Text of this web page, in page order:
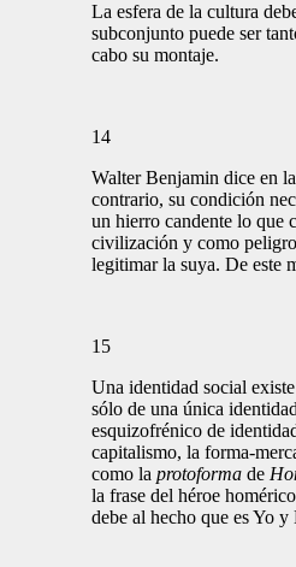
La esfera de la cultura
subconjunto puede ser
cabo su montaje.
14
Walter Benjamin dice en
contrario, su condición
un hierro candente lo que
civilización y como
legitimar la suya. De este
15
Una identidad social
sólo de una única
esquizofrénico de
capitalismo, la forma-
como laprotoforma de
la frase del héroe
debe al hecho que es Yo